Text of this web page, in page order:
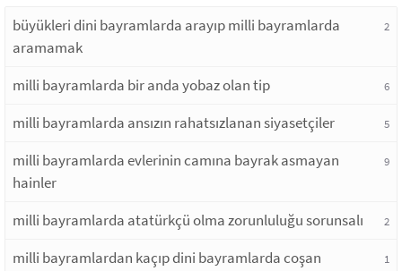
büyükleri dini bayramlarda arayıp milli bayramlarda
aramamak
2
milli bayramlarda bir anda yobaz olan tip 6
milli bayramlarda ansızın rahatsızlanan siyasetçiler 5
milli bayramlarda evlerinin camına bayrak asmayan
hainler
9
milli bayramlarda atatürkçü olma zorunluluğu sorunsalı 2
milli bayramlardan kaçıp dini bayramlarda coşan
1